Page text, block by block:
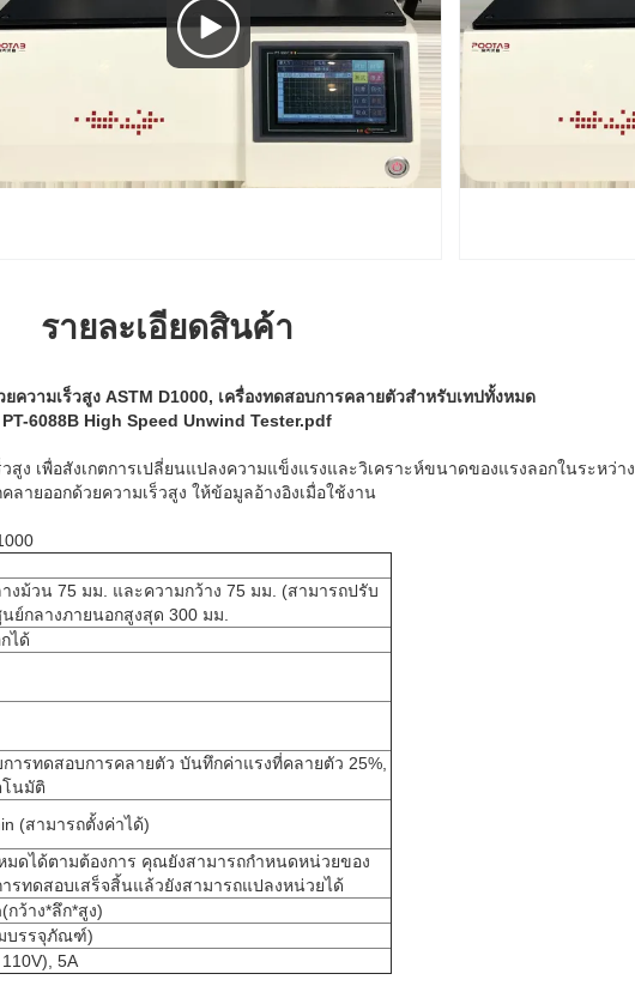
รายละเอียดสินค้า
ความเร็วสูง ASTM D1000, เครื่องทดสอบการคลายตัวสำหรับเทปทั้งหมด
PT-6088B High Speed Unwind Tester.pdf
สูง เพื่อสังเกตการเปลี่ยนแปลงความแข็งแรงและวิเคราะห์ขนาดของแรงลอกในระหว่าง
ลายออกด้วยความเร็วสูง ให้ข้อมูลอ้างอิงเมื่อใช้งาน
งม้วน 75 มม. และความกว้าง 75 มม. (สามารถปรับ
ย์กลางภายนอกสูงสุด 300 มม.
ได้
ารทดสอบการคลายตัว บันทึกค่าแรงที่คลายตัว 25%,
โนมัติ
(สามารถตั้งค่าได้)
มดได้ตามต้องการ คุณยังสามารถกำหนดหน่วยของ
รทดสอบเสร็จสิ้นแล้วยังสามารถแปลงหน่วยได้
ว้าง*ลึก*สูง)
บรรจุภัณฑ์)
5A